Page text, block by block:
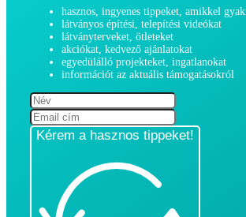
hasznos, ingyenes tippeket, amikkel
látványos építési, telepítési videókat
látványterveket, ötleteket
akciókat, kedvező ajánlatokat
egyedülálló projekteket, ingatlanokat
információt az aktuális támogatásokról
Kérem a hasznos tippeket!